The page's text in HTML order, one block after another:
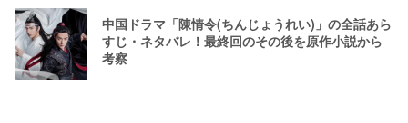
中国ドラマ「陳情令(ちんじょうれい)」の全話あら
すじ・ネタバレ！最終回のその後を原作小説から
考察